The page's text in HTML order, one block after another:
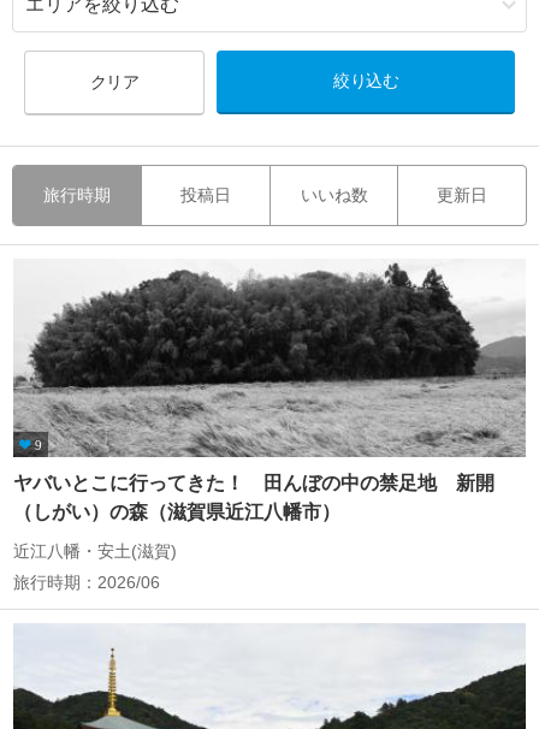
クリア
旅行時期 投稿日 いいね数 更新日
9
ヤバいとこに行ってきた！ 田んぼの中の禁足地 新開
（しがい）の森（滋賀県近江八幡市）
近江八幡・安土(滋賀)
旅行時期：2026/06